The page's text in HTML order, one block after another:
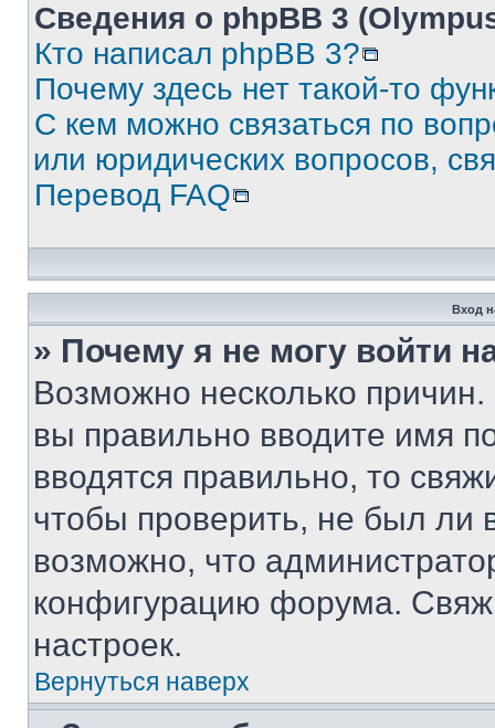
Сведения о phpBB 3
Кто написал phpBB 3?
Почему здесь нет такой-то
С кем можно связаться по
или юридических вопросов,
Перевод FAQ
Вход
» Почему я не могу войти
Возможно несколько
вы правильно вводите имя
вводятся правильно, то
чтобы проверить, не был ли
возможно, что
конфигурацию форума.
настроек.
Вернуться наверх